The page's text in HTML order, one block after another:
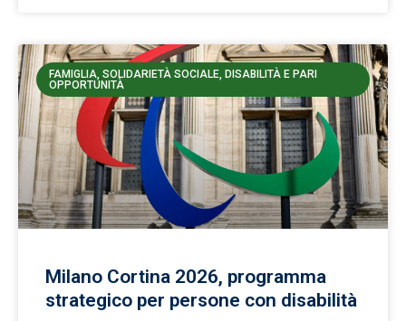
FAMIGLIA, SOLIDARIETÀ SOCIALE, DISABILITÀ E PARI
OPPORTUNITÀ
Milano Cortina 2026, programma
strategico per persone con disabilità